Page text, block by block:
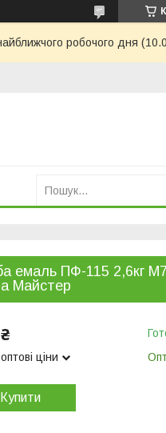
робочого дня
емаль ПФ-115 2,6кг
Майстер
ціни
Купити